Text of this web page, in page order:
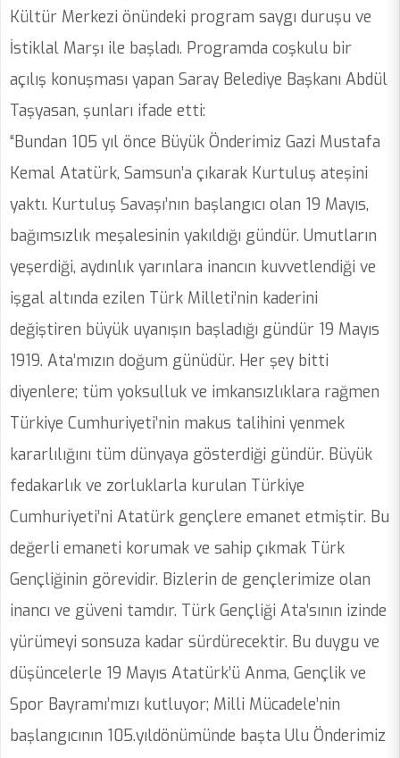
Kültür Merkezi önündeki program saygı duruşu ve
İstiklal Marşı ile başladı. Programda coşkulu bir
açılış konuşması yapan Saray Belediye Başkanı Abdül
Taşyasan, şunları ifade etti:
“Bundan 105 yıl önce Büyük Önderimiz Gazi Mustafa
Kemal Atatürk, Samsun’a çıkarak Kurtuluş ateşini
yaktı. Kurtuluş Savaşı’nın başlangıcı olan 19 Mayıs,
bağımsızlık meşalesinin yakıldığı gündür. Umutların
yeşerdiği, aydınlık yarınlara inancın kuvvetlendiği ve
işgal altında ezilen Türk Milleti’nin kaderini
değiştiren büyük uyanışın başladığı gündür 19 Mayıs
1919. Ata’mızın doğum günüdür. Her şey bitti
diyenlere; tüm yoksulluk ve imkansızlıklara rağmen
Türkiye Cumhuriyeti’nin makus talihini yenmek
kararlılığını tüm dünyaya gösterdiği gündür. Büyük
fedakarlık ve zorluklarla kurulan Türkiye
Cumhuriyeti’ni Atatürk gençlere emanet etmiştir. Bu
değerli emaneti korumak ve sahip çıkmak Türk
Gençliğinin görevidir. Bizlerin de gençlerimize olan
inancı ve güveni tamdır. Türk Gençliği Ata’sının izinde
yürümeyi sonsuza kadar sürdürecektir. Bu duygu ve
düşüncelerle 19 Mayıs Atatürk’ü Anma, Gençlik ve
Spor Bayramı’mızı kutluyor; Milli Mücadele’nin
başlangıcının 105.yıldönümünde başta Ulu Önderimiz